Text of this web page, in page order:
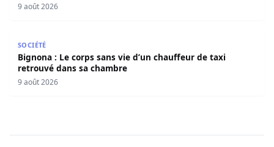
budgétaire, une analyse critique de la trajectoire
9 août 2026
SOCIÉTÉ
Bignona : Le corps sans vie d’un chauffeur de taxi
retrouvé dans sa chambre
9 août 2026